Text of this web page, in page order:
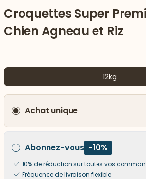
vers le bas
Croquettes Super
Chien Agneau et Riz
12kg
Achat unique
Abonnez-vous -10%
10% de réduction sur toutes vos
Fréquence de livraison flexible